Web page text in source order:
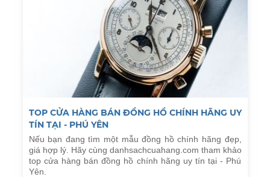
TOP CỬA HÀNG BÁN ĐỒNG HỒ CHÍNH HÃNG UY
TÍN TẠI - PHÚ YÊN
Nếu bạn đang tìm một mẫu đồng hồ chính hãng đẹp,
giá hợp lý. Hãy cùng danhsachcuahang.com tham khảo
top cửa hàng bán đồng hồ chính hãng uy tín tại - Phú
Yên.